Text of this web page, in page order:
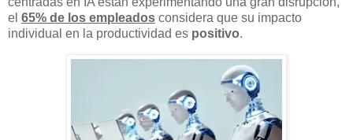
el 65% de los empleados considera que su impacto
individual en la productividad es positivo.